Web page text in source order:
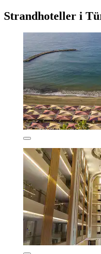
Strandhoteller i